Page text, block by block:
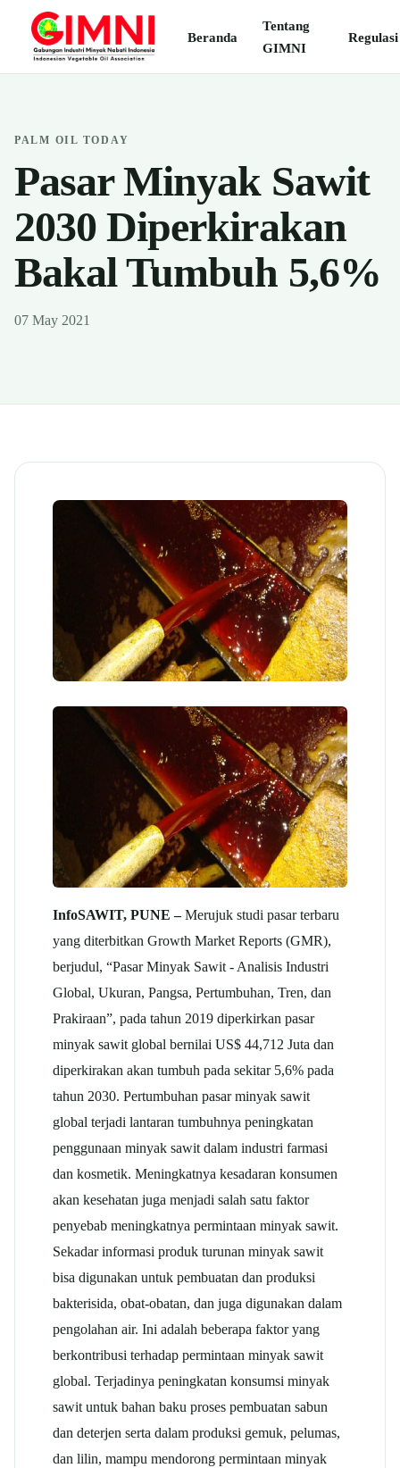
Beranda
Tentang
GIMNI
Regulasi
PALM OIL TODAY
Pasar Minyak Sawit
2030 Diperkirakan
Bakal Tumbuh 5,6%
07 May 2021
InfoSAWIT, PUNE –Merujuk studi pasar terbaru
yang diterbitkan Growth Market Reports (GMR),
berjudul, “Pasar Minyak Sawit - Analisis Industri
Global, Ukuran, Pangsa, Pertumbuhan, Tren, dan
Prakiraan”, pada tahun 2019 diperkirkan pasar
minyak sawit global bernilai US$ 44,712 Juta dan
diperkirakan akan tumbuh pada sekitar 5,6% pada
tahun 2030. Pertumbuhan pasar minyak sawit
global terjadi lantaran tumbuhnya peningkatan
penggunaan minyak sawit dalam industri farmasi
dan kosmetik. Meningkatnya kesadaran konsumen
akan kesehatan juga menjadi salah satu faktor
penyebab meningkatnya permintaan minyak sawit.
Sekadar informasi produk turunan minyak sawit
bisa digunakan untuk pembuatan dan produksi
bakterisida, obat-obatan, dan juga digunakan dalam
pengolahan air. Ini adalah beberapa faktor yang
berkontribusi terhadap permintaan minyak sawit
global. Terjadinya peningkatan konsumsi minyak
sawit untuk bahan baku proses pembuatan sabun
dan deterjen serta dalam produksi gemuk, pelumas,
dan lilin, mampu mendorong permintaan minyak